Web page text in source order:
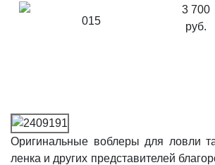
015
3 700
руб.
Оригинальные воблеры для ловли
ленка и других представителей